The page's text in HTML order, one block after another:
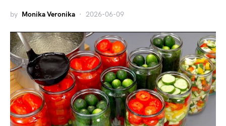
by Monika Veronika 2026-06-09